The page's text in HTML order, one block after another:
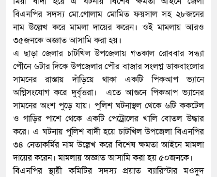
বিএনপির সদস্য মো.গোলাম মোমিত ফয়সাল সহ ২৮জনের
নাম উল্লেখ করে মামলা দায়ের করেন। ওই মামলায় আরও
৩৫জনকে অজ্ঞাত আসামি করা হয়।
এ ছাড়া জেলার চাটখিল উপজেলায় গতকাল রোববার সন্ধ্যা
পৌনে ৬টার দিকে উপজেলার পৌর বাজার সংলগ্ন ডাকবাংলোর
সামনের রাস্তায় দাঁড়িয়ে থাকা একটি পিকআপ ভ্যানে
অগ্নিসংযোগ করে দুর্বৃত্তরা। এতে আগুনে পিকআপ ভ্যানের
সামনের অংশ পুড়ে যায়। পুলিশ ঘটনাস্থল থেকে ৬টি ককটেল
ও গাড়ির পাশে থেকে একটি পেট্রোলের খালি বোতল উদ্ধার
করে। এ ঘটনায় পুলিশ বাদী হয়ে চাটখিল উপজেলা বিএনপির
৩৪ নেতাকর্মির নাম উল্লেখ করে বিশেষ ক্ষমতা আইনে মামলা
দায়ের করেন। মামলায় অজ্ঞাত আসামি করা হয় ৫০জনকে।
বিএনপির স্থায়ী কমিটির সদস্য প্রয়াত ব্যারিস্টার মওদুদ